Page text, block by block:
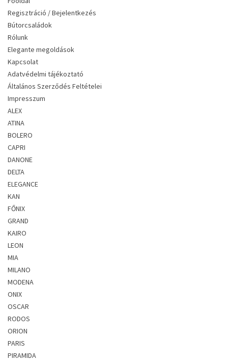
Regisztráció / Bejelentkezés
Bútorcsaládok
Rólunk
Elegante megoldások
Kapcsolat
Adatvédelmi tájékoztató
Általános Szerződés Feltételei
Impresszum
ALEX
ATINA
BOLERO
CAPRI
DANONE
DELTA
ELEGANCE
KAN
FŐNIX
GRAND
KAIRO
LEON
MIA
MILANO
MODENA
ONIX
OSCAR
RODOS
ORION
PARIS
PIRAMIDA